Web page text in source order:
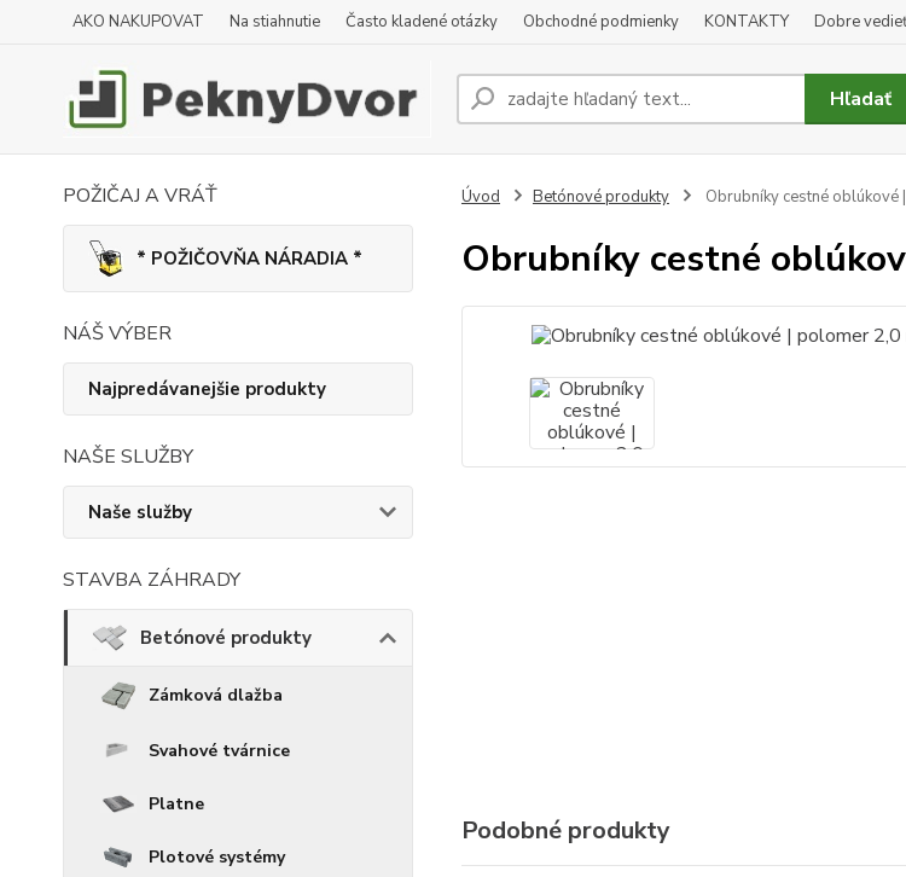
AKO NAKUPOVAT Na stiahnutie Často kladené otázky Obchodné podmienky KONTAKTY Dobre
Hľadať
POŽIČAJ A VRÁŤ
* POŽIČOVŇA NÁRADIA *
NÁŠ VÝBER
Najpredávanejšie produkty
NAŠE SLUŽBY
Naše služby
STAVBA ZÁHRADY
Betónové produkty
Zámková dlažba
Svahové tvárnice
Platne
Plotové systémy
Úvod Betónové produkty Obrubníky cestné oblúkové
Obrubníky cestné
Podobné produkty